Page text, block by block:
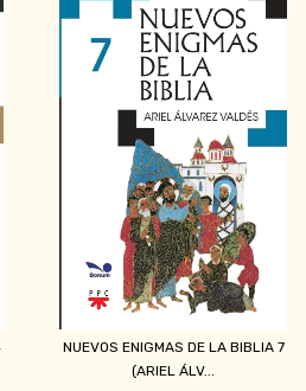
NUEVOS ENIGMAS DE LA BIBLIA 7
(ARIEL ÁLV...